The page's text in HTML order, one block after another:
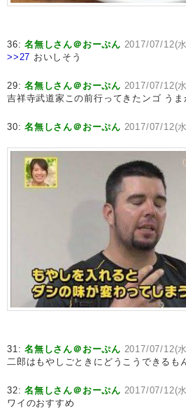
36:名無しさん＠おーぷん 2017/07/12(
>>27 おいしそう
29:名無しさん＠おーぷん 2017/07/12(
吉祥寺武道家この前行ってきたンゴ うま
30:名無しさん＠おーぷん 2017/07/12(
31:名無しさん＠おーぷん 2017/07/12(
二郎はもやしごときにどうこうできるも
32:名無しさん＠おーぷん 2017/07/12(
ワイのおすすめ